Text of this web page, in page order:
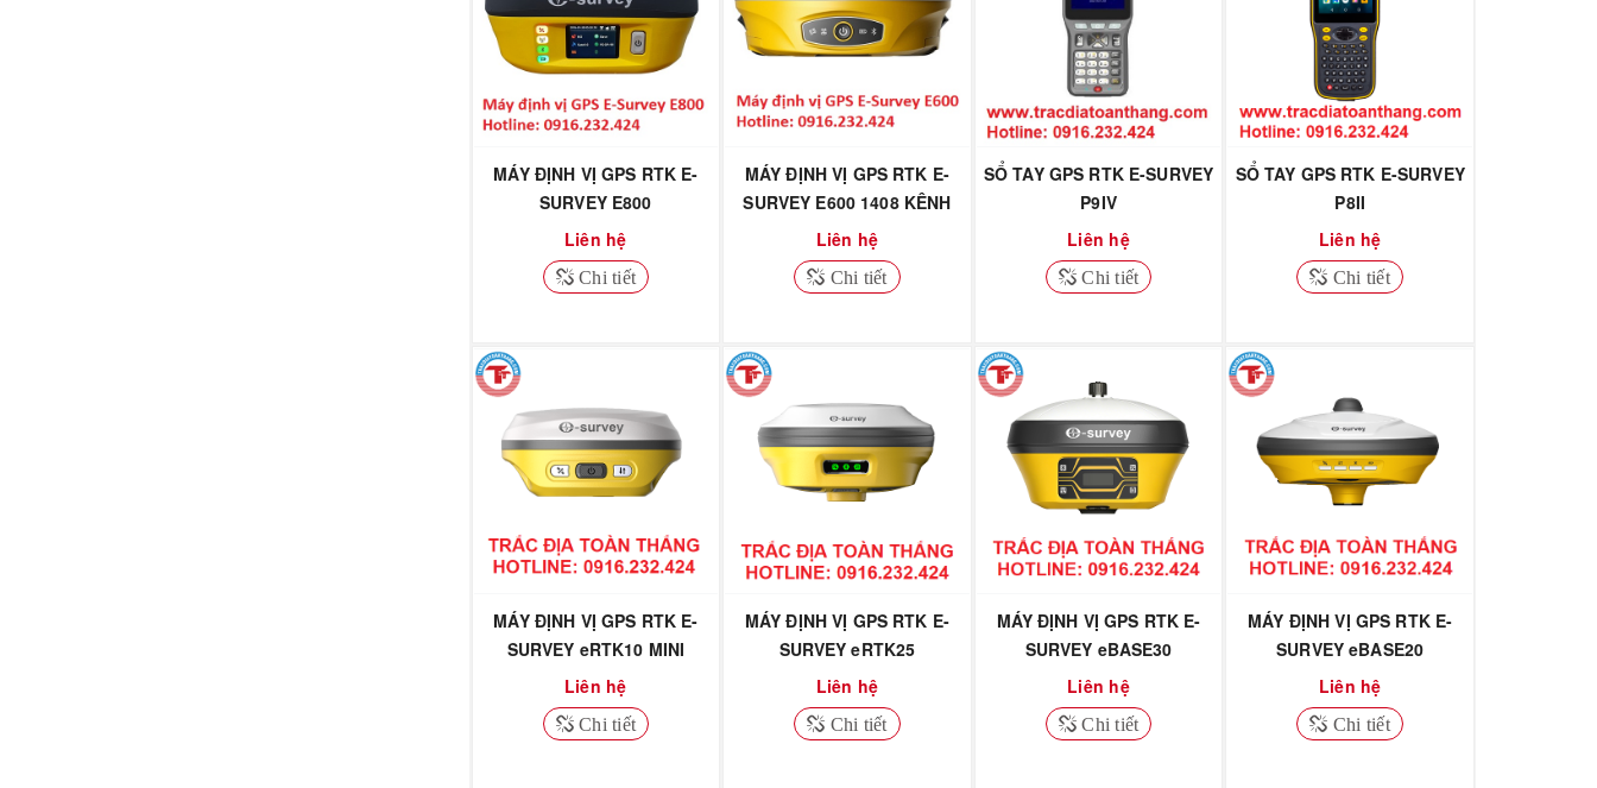
MÁY ĐỊNH VỊ GPS RTK E-
SURVEY E800
Liên hệ
Chi tiết
MÁY ĐỊNH VỊ GPS RTK E-
SURVEY E600 1408 KÊNH
Liên hệ
Chi tiết
SỔ TAY GPS RTK E-SURVEY
P9IV
Liên hệ
Chi tiết
SỔ TAY GPS RTK E-SURVEY
P8II
Liên hệ
Chi tiết
MÁY ĐỊNH VỊ GPS RTK E-
SURVEY eRTK10 MINI
Liên hệ
Chi tiết
MÁY ĐỊNH VỊ GPS RTK E-
SURVEY eRTK25
Liên hệ
Chi tiết
MÁY ĐỊNH VỊ GPS RTK E-
SURVEY eBASE30
Liên hệ
Chi tiết
MÁY ĐỊNH VỊ GPS RTK E-
SURVEY eBASE20
Liên hệ
Chi tiết